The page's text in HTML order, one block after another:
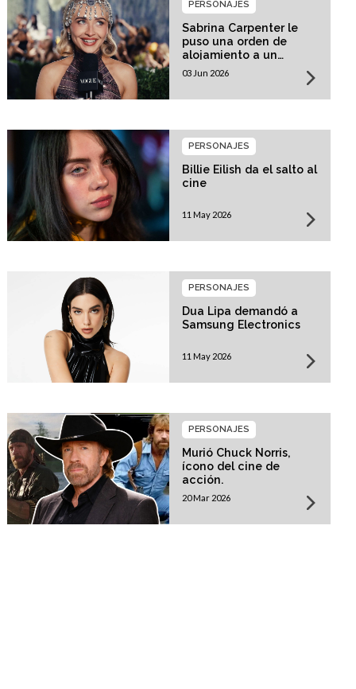
Sabrina Carpenter le
puso una orden de
alojamiento a un
acosador!
PERSONAJES
03 Jun 2026
Billie Eilish da el salto al
cine
PERSONAJES
11 May 2026
Dua Lipa demandó a
Samsung Electronics
PERSONAJES
11 May 2026
Murió Chuck Norris,
ícono del cine de
acción.
PERSONAJES
20 Mar 2026